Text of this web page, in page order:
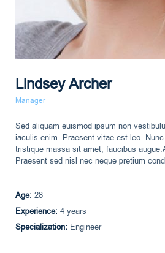
Lindsey Archer
Manager
Sed aliquam euismod ipsum non
iaculis enim. Praesent vitae est leo.
tristique massa sit amet, faucibus
Praesent sed nisl nec neque pretium
Age: 28
Experience: 4 years
Specialization: Engineer